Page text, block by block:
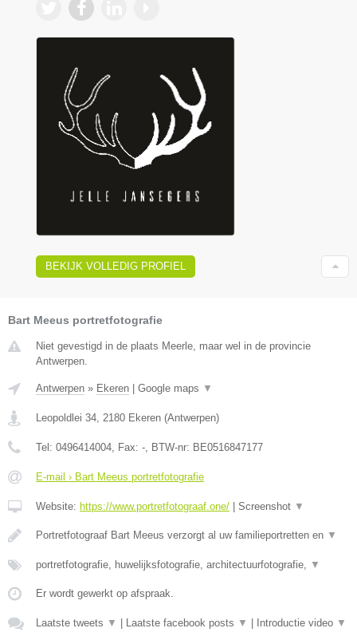
BEKIJK VOLLEDIG PROFIEL
Bart Meeus portretfotografie
Niet gevestigd in de plaats Meerle, maar wel in de provincie
Antwerpen.
Antwerpen » Ekeren Google maps ▼
Leopoldlei 34, 2180 Ekeren (Antwerpen)
Tel: 0496414004, Fax: -, BTW-nr: BE0516847177
E-mail › Bart Meeus portretfotografie
Website: https://www.portretfotograaf.one/ Screenshot ▼
Portretfotograaf Bart Meeus verzorgt al uw familieportretten en ▼
portretfotografie, huwelijksfotografie, architectuurfotografie, ▼
Er wordt gewerkt op afspraak.
Laatste tweets ▼ Laatste facebook posts ▼ Introductie video ▼